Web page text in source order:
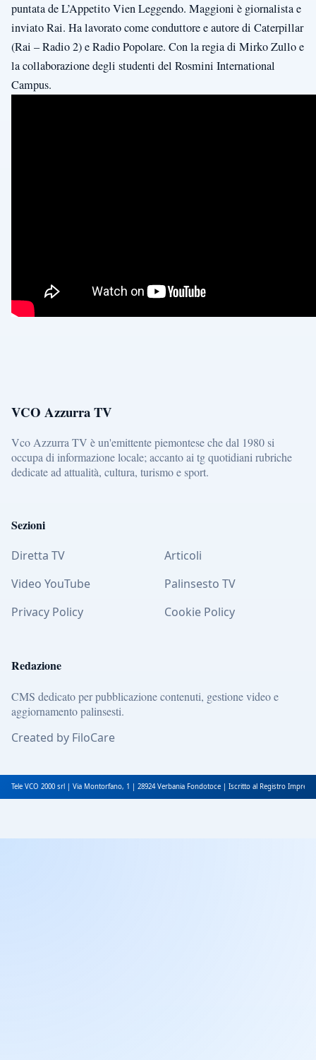
puntata de L’Appetito Vien Leggendo. Maggioni è giornalista e
inviato Rai. Ha lavorato come conduttore e autore di Caterpillar
(Rai – Radio 2) e Radio Popolare. Con la regia di Mirko Zullo e
la collaborazione degli studenti del Rosmini International
Campus.
VCO Azzurra TV
Vco Azzurra TV è un'emittente piemontese che dal 1980 si
occupa di informazione locale; accanto ai tg quotidiani rubriche
dedicate ad attualità, cultura, turismo e sport.
Sezioni
Diretta TV
Articoli
Video YouTube
Palinsesto TV
Privacy Policy
Cookie Policy
Redazione
CMS dedicato per pubblicazione contenuti, gestione video e
aggiornamento palinsesti.
Created by FiloCare
Tele VCO 2000 srl | Via Montorfano, 1 | 28924 Verbania Fondotoce | Iscritto al Registro Imprese